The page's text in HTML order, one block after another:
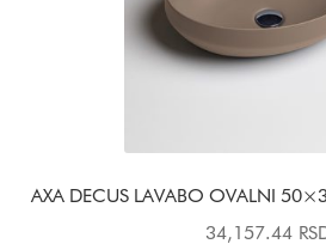
AXA DECUS LAVABO OVALNI
34,157.44